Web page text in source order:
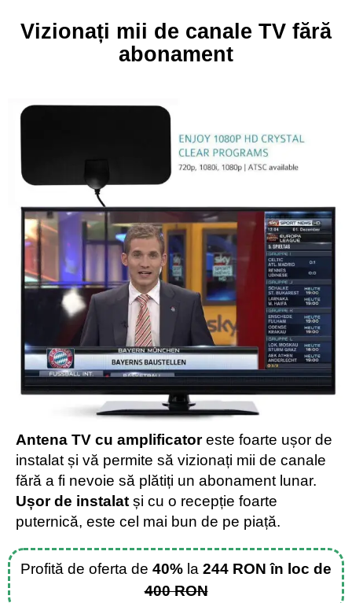
Vizionați mii de canale TV fără
abonament
Antena TV cu amplificatoreste foarte ușor de
instalat și vă permite să vizionați mii de canale
fără a fi nevoie să plătiți un abonament lunar.
Ușor de instalat și cu o recepție foarte
puternică, este cel mai bun de pe piață.
Profită de oferta de 40% la 244 RON în loc de
400 RON